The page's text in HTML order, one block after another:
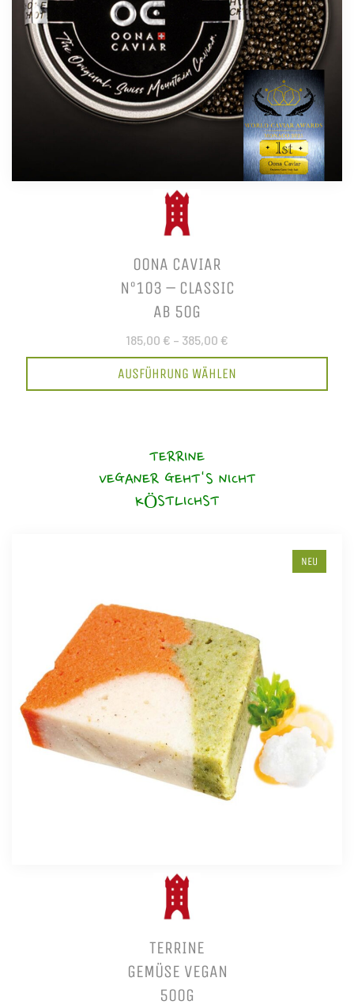
OONA CAVIAR
N°103 – CLASSIC
AB 50G
185,00 € – 385,00 €
AUSFÜHRUNG WÄHLEN
TERRINE
VEGANER GEHT'S NICHT
KÖSTLICHST
NEU
TERRINE
GEMÜSE VEGAN
500G